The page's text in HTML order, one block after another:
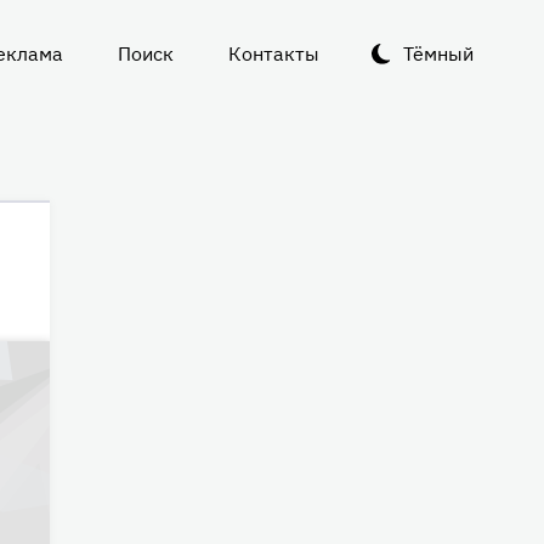
Тёмный
Поиск Контакты